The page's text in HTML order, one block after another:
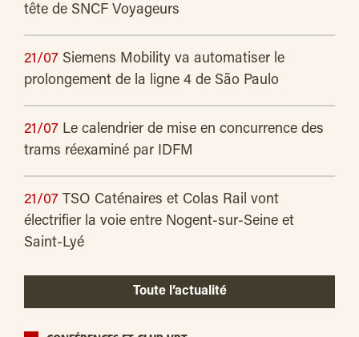
tête de SNCF Voyageurs
21/07 Siemens Mobility va automatiser le
prolongement de la ligne 4 de São Paulo
21/07 Le calendrier de mise en concurrence des
trams réexaminé par IDFM
21/07
TSO Caténaires et Colas Rail vont
électrifier la voie entre Nogent-sur-Seine et
Saint-Lyé
Toute l’actualité